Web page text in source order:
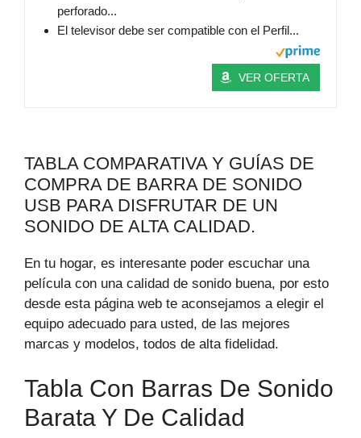
perforado...
El televisor debe ser compatible con el Perfil...
VER OFERTA
TABLA COMPARATIVA Y GUÍAS DE
COMPRA DE BARRA DE SONIDO
USB PARA DISFRUTAR DE UN
SONIDO DE ALTA CALIDAD.
En tu hogar, es interesante poder escuchar una
película con una calidad de sonido buena, por esto
desde esta página web te aconsejamos a elegir el
equipo adecuado para usted, de las mejores
marcas y modelos, todos de alta fidelidad.
Tabla Con Barras De Sonido
Barata Y De Calidad